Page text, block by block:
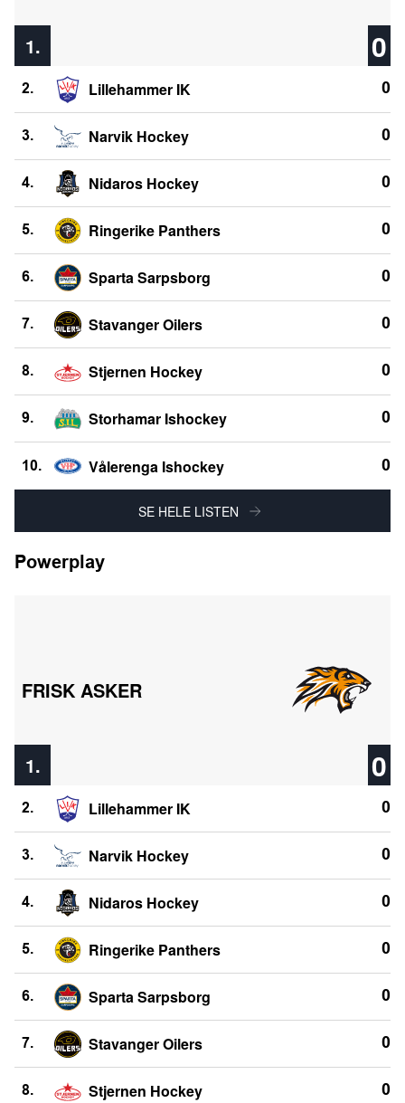
1. 0
2. Lillehammer IK 0
3. Narvik Hockey 0
4. Nidaros Hockey 0
5. Ringerike Panthers 0
6. Sparta Sarpsborg 0
7. Stavanger Oilers 0
8. Stjernen Hockey 0
9. Storhamar Ishockey 0
10. Vålerenga Ishockey 0
SE HELE LISTEN
Powerplay
FRISK ASKER
1. 0
2. Lillehammer IK 0
3. Narvik Hockey 0
4. Nidaros Hockey 0
5. Ringerike Panthers 0
6. Sparta Sarpsborg 0
7. Stavanger Oilers 0
8. Stjernen Hockey 0